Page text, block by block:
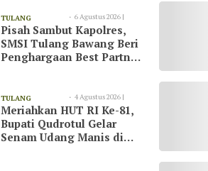
TULANG
BAWANG
6 Agustus 2026 |
08:55
Pisah Sambut Kapolres,
SMSI Tulang Bawang Beri
Penghargaan Best Partner
TULANG
BAWANG
4 Agustus 2026 |
20:51
Meriahkan HUT RI Ke-81,
Bupati Qudrotul Gelar
Senam Udang Manis di